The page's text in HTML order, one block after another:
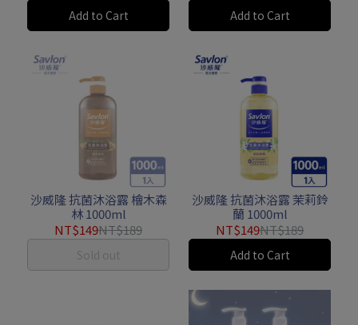
Add to Cart Add to Cart
沙威隆 抗菌沐浴露 檜木森
林 1000ml
NT$149NT$189
Sold out
沙威隆 抗菌沐浴露 茉莉鈴
蘭 1000ml
NT$149NT$189
Add to Cart